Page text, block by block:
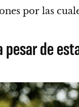
por las
pesar de